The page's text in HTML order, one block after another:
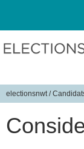
V
o
u
electionsnwt/